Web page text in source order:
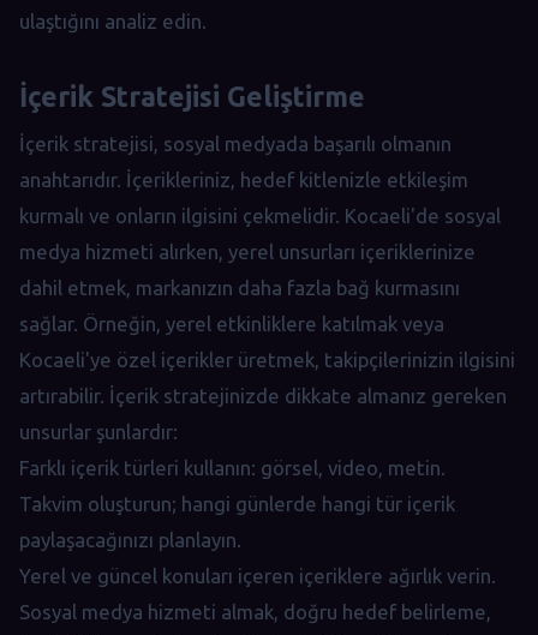
ulaştığını analiz edin.
İçerik Stratejisi Geliştirme
İçerik stratejisi, sosyal medyada başarılı olmanın
anahtarıdır. İçerikleriniz, hedef kitlenizle etkileşim
kurmalı ve onların ilgisini çekmelidir. Kocaeli'de sosyal
medya hizmeti alırken, yerel unsurları içeriklerinize
dahil etmek, markanızın daha fazla bağ kurmasını
sağlar. Örneğin, yerel etkinliklere katılmak veya
Kocaeli'ye özel içerikler üretmek, takipçilerinizin ilgisini
artırabilir. İçerik stratejinizde dikkate almanız gereken
unsurlar şunlardır:
Farklı içerik türleri kullanın: görsel, video, metin.
Takvim oluşturun; hangi günlerde hangi tür içerik
paylaşacağınızı planlayın.
Yerel ve güncel konuları içeren içeriklere ağırlık verin.
Sosyal medya hizmeti almak, doğru hedef belirleme,